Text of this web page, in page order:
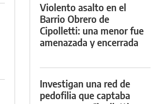
Violento asalto en el
Barrio Obrero de
Cipolletti: una menor fue
amenazada y encerrada
Investigan una red de
pedofilia que captaba